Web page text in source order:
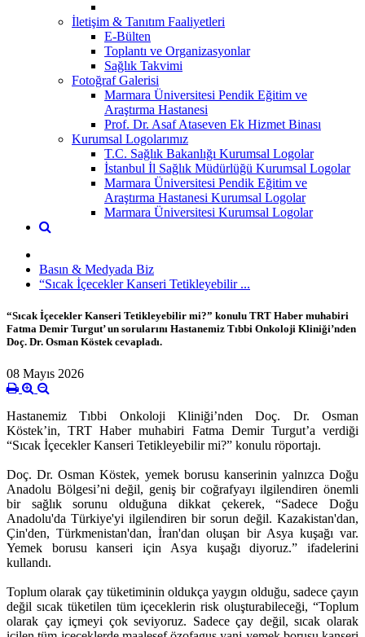
İletişim & Tanıtım Faaliyetleri
E-Bülten
Toplantı ve Organizasyonlar
Sağlık Takvimi
Fotoğraf Galerisi
Marmara Üniversitesi Pendik Eğitim ve
Araştırma Hastanesi
Prof. Dr. Asaf Ataseven Ek Hizmet Binası
Kurumsal Logolarımız
T.C. Sağlık Bakanlığı Kurumsal Logolar
İstanbul İl Sağlık Müdürlüğü Kurumsal Logolar
Marmara Üniversitesi Pendik Eğitim ve
Araştırma Hastanesi Kurumsal Logolar
Marmara Üniversitesi Kurumsal Logolar
Basın & Medyada Biz
“Sıcak İçecekler Kanseri Tetikleyebilir ...
“Sıcak İçecekler Kanseri Tetikleyebilir mi?” konulu TRT Haber muhabiri
Fatma Demir Turgut’ un sorularını Hastanemiz Tıbbi Onkoloji Kliniği’nden
Doç. Dr. Osman Köstek cevapladı.
08 Mayıs 2026
Hastanemiz Tıbbi Onkoloji Kliniği’nden Doç. Dr. Osman
Köstek’in, TRT Haber muhabiri Fatma Demir Turgut’a verdiği
“Sıcak İçecekler Kanseri Tetikleyebilir mi?” konulu röportajı.
Doç. Dr. Osman Köstek, yemek borusu kanserinin yalnızca Doğu
Anadolu Bölgesi’ni değil, geniş bir coğrafyayı ilgilendiren önemli
bir sağlık sorunu olduğuna dikkat çekerek, “Sadece Doğu
Anadolu'da Türkiye'yi ilgilendiren bir sorun değil. Kazakistan'dan,
Çin'den, Türkmenistan'dan, İran'dan oluşan bir Asya kuşağı var.
Yemek borusu kanseri için Asya kuşağı diyoruz.” ifadelerini
kullandı.
Toplum olarak çay tüketiminin oldukça yaygın olduğu, sadece çayın
değil sıcak tüketilen tüm içeceklerin risk oluşturabileceği, “Toplum
olarak çay içmeyi çok seviyoruz. Sadece çay değil, sıcak olarak